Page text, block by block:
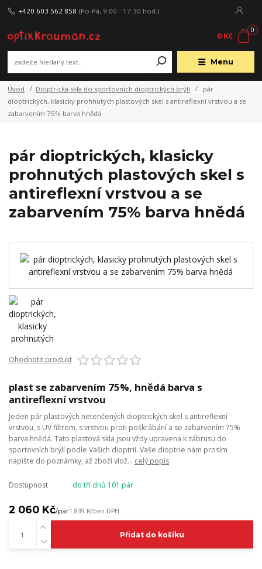
Menu
+420 603 562 858 (Po-Pá, 9:00 - 17:30 hod.)
0
0 Kč
Úvod Dioptrická skla do sportovních dioptrických brýlí
pár
dioptrických, klasicky prohnutých plastových skel s antireflexní vrstvou a se
zabarvením 75% barva hnědá
pár dioptrických, klasicky
prohnutých plastových skel s
antireflexní vrstvou a se
zabarvením 75% barva hnědá
Ohodnotit produkt
plast se zabarvením 75%, hnědá barva s
antireflexní vrstvou
Jeden pár plastových netenčených dioptrických skel s antireflexní
vrstvou, s UV filtrem, s vrstvou proti poškrábání a se zabarvením 75%
barva hnědá. Tato plastová skla jsou vždy upravena k zábrusu do
sportovních brýlí podle Vašich dioptrií. Vaše dioptrie nám prosím
napište do poznámky, až zboží vlož... celý popis
Dostupnost do tří dnů 101 pár
2 060 Kč/pár1 839 Kčbez DPH
Přidat do košíku